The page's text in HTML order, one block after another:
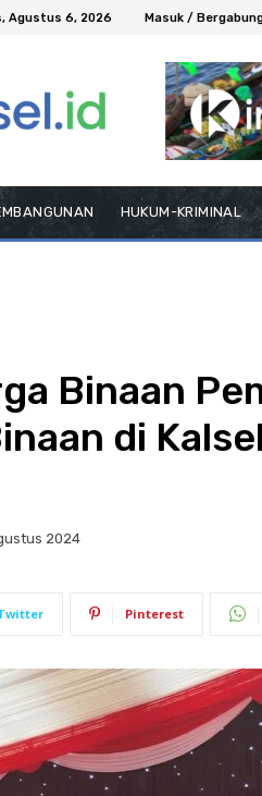
Agustus 6, 2026 Masuk /
HUKUM-KRIMINAL
Binaan
di
2024
Pinterest